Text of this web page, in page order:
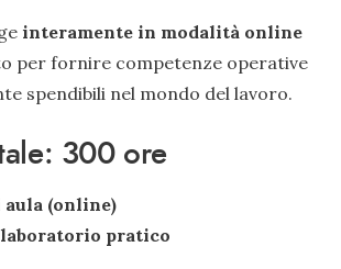
interamente in modalità online
per fornire competenze operative
spendibili nel mondo del lavoro.
300 ore
aula (online)
pratico